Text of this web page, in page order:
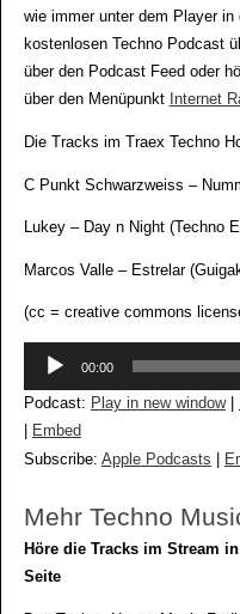
wie immer unter dem Player in
kostenlosen Techno Podcast
über den Podcast Feed oder
über den Menüpunkt Internet
Die Tracks im Traex Techno
C Punkt Schwarzweiss –
Lukey – Day n Night (Techno
Marcos Valle – Estrelar
(cc = creative commons
Audio-
00:00
Podcast: Play in new window|
Embed
Subscribe: Apple Podcasts
Mehr Techno
Höre die Tracks im Stream
Seite